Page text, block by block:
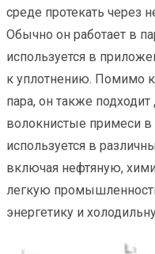
среде протекать через
Обычно он работает в
используется в
к уплотнению. Помимо
пара, он также
волокнистые примеси
используется в
включая нефтяную,
легкую
энергетику и